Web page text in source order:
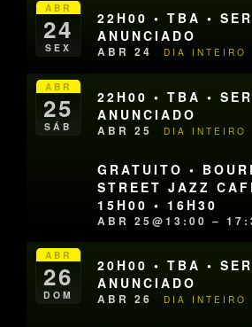
ABR
24
SEX
22H00 • TBA •
ANUNCIADO
ABR 24 DIA INTEIRO
ABR
25
SÁB
22H00 • TBA •
ANUNCIADO
ABR 25 DIA INTEIRO
GRATUITO •
STREET JAZZ
15H00 • 16H30
ABR 25@13:00 –
ABR
26
DOM
20H00 • TBA •
ANUNCIADO
ABR 26 DIA INTEIRO